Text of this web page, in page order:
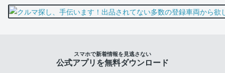
スマホで新着情報を見逃さない
公式アプリを無料ダウンロード